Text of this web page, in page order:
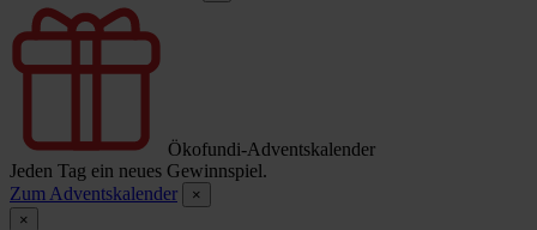
Ökofundi-Adventskalender
Jeden Tag ein neues Gewinnspiel.
Zum Adventskalender
×
×